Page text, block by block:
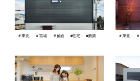
＃東北 ＃宮城 ＃仙台 #住宅 #新築 ＃東北